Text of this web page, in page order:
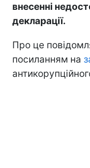
внесенні
декларації.
Про це
посиланням на